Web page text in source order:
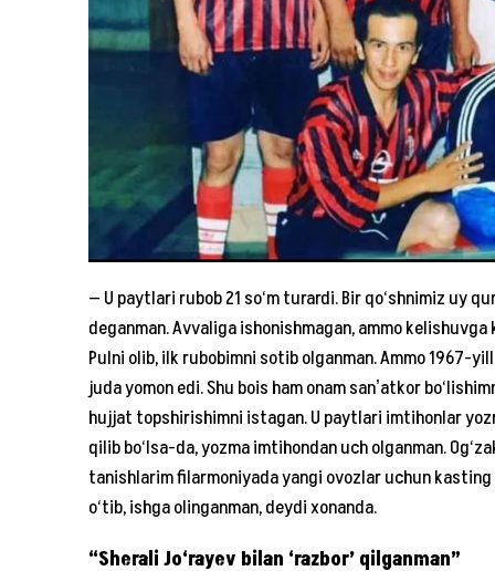
— U paytlari rubob 21 so‘m turardi. Bir qo‘shnimiz uy
deganman. Avvaliga ishonishmagan, ammo
Pulni olib, ilk rubobimni sotib olganman. Ammo 1967-
juda yomon edi. Shu bois ham onam sanʼatkor
hujjat topshirishimni istagan. U paytlari imtihonlar
qilib bo‘lsa-da, yozma imtihondan uch olganman.
tanishlarim filarmoniyada yangi ovozlar uchun
o‘tib, ishga olinganman, deydi xonanda.
“Sherali Jo‘rayev bilan ‘razbor’ qilganman”